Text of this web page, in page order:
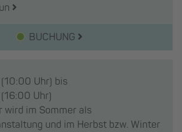
BUCHUNG
(10:00 Uhr) bis
(16:00 Uhr)
wird im Sommer als
und im Herbst bzw. Winter